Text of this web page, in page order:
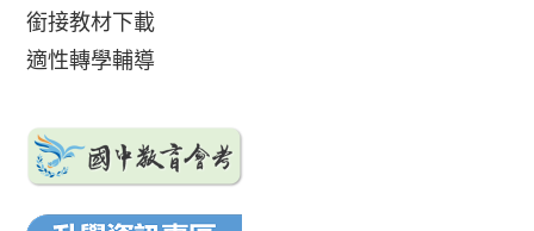
銜接教材下載
適性轉學輔導